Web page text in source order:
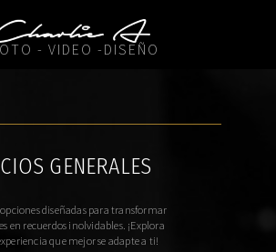
- VIDEO -DISEÑO
GENERALES
diseñadas para transformar
en recuerdos inolvidables. ¡Explora
que mejor se adapte a ti!